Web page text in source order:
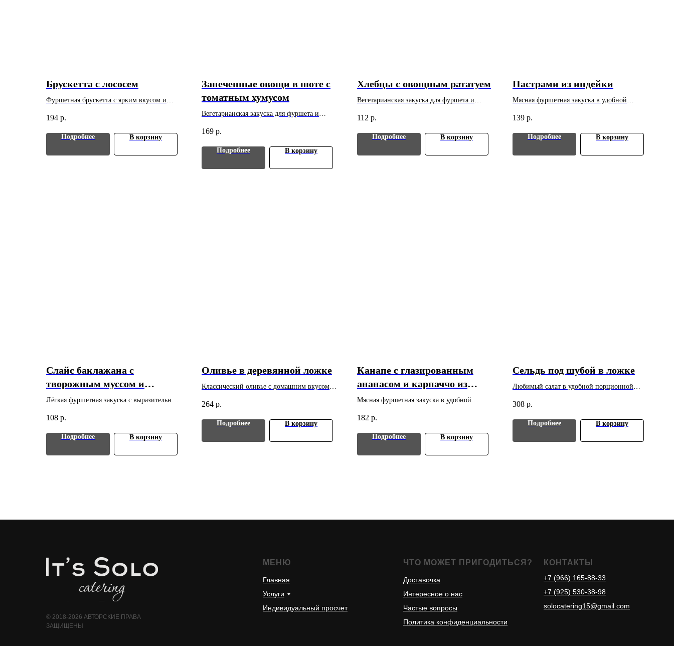
Брускетта с лососем
Фуршетная брускетта с ярким вкусом и
за 1 шт. Минимальный заказ - 10 шт.
194 р.
Подробнее В корзину
Запеченные овощи в шоте с
томатным хумусом
Вегетарианская закуска для фуршета и
Минимальный заказ - 10 шт.
169 р.
Подробнее В корзину
Хлебцы с овощным рататуем
Вегетарианская закуска для фуршета и
Минимальный заказ - 10 шт.
112 р.
Подробнее В корзину
Пастрами из индейки
Мясная фуршетная закуска в удобной
за 1 шт. Минимальный заказ - 10 шт.
139 р.
Подробнее В корзину
Слайс баклажана с
творожным муссом и
орехами
Лёгкая фуршетная закуска с выразительным
Минимальный заказ - 10 шт.
108 р.
Подробнее В корзину
Оливье в деревянной ложке
Классический оливье с домашним вкусом.
Минимальный заказ - 10 шт.
264 р.
Подробнее В корзину
Канапе с глазированным
ананасом и карпаччо из
курицы
Мясная фуршетная закуска в удобной
за 1 шт. Минимальный заказ - 10 шт.
182 р.
Подробнее В корзину
Сельдь под шубой в ложке
Любимый салат в удобной порционной
Минимальный заказ - 10 шт.
308 р.
Подробнее В корзину
КОНТАКТЫ
+7 (966) 165-88-33
+7 (925) 530-38-98
solocatering15@gmail.com
ЧТО МОЖЕТ ПРИГОДИТЬСЯ?
Доставочка
Интересное о нас
Частые вопросы
Политика конфиденциальности
МЕНЮ
Главная
Услуги
Индивидуальный просчет
© 2018-2026 АВТОРСКИЕ ПРАВА
ЗАЩИЩЕНЫ